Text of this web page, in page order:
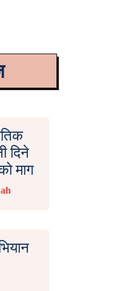
दिने
माग